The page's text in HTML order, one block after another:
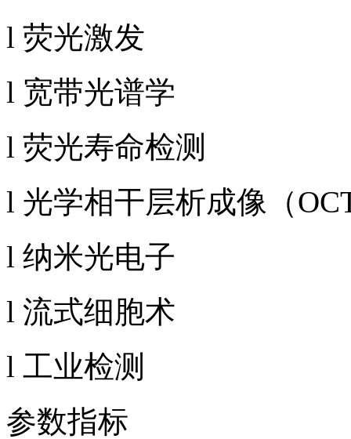
l 荧光激发
l 宽带光谱学
l 荧光寿命检测
l 光学相干层析成像（
l 纳米光电子
l 流式细胞术
l 工业检测
参数指标